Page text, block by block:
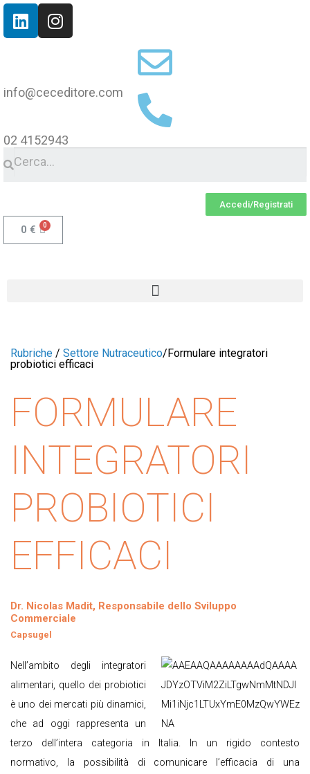
info@ceceditore.com
02 4152943
Accedi/Registrati
0 €
Rubriche / Settore Nutraceutico/Formulare integratori
probiotici efficaci
FORMULARE
INTEGRATORI
PROBIOTICI
EFFICACI
Dr. Nicolas Madit, Responsabile dello Sviluppo
Commerciale
Capsugel
Nell’ambito degli integratori
alimentari, quello dei probiotici
è uno dei mercati più dinamici,
che ad oggi rappresenta un
terzo dell’intera categoria in Italia. In un rigido contesto
normativo, la possibilità di comunicare l’efficacia di una